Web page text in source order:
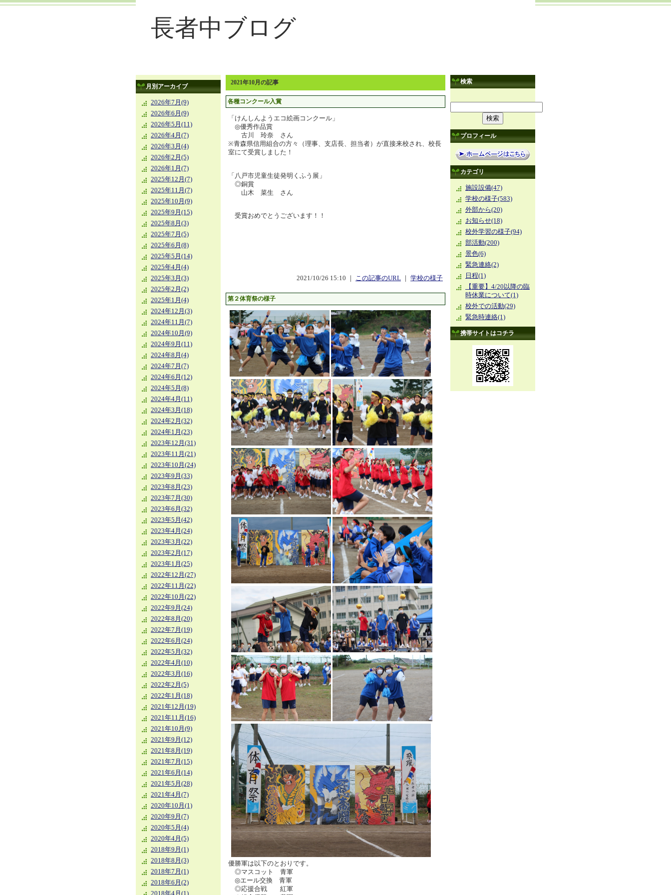
長者中ブログ
月別アーカイブ
2026年7月(9)
2026年6月(9)
2026年5月(11)
2026年4月(7)
2026年3月(4)
2026年2月(5)
2026年1月(7)
2025年12月(7)
2025年11月(7)
2025年10月(9)
2025年9月(15)
2025年8月(3)
2025年7月(5)
2025年6月(8)
2025年5月(14)
2025年4月(4)
2025年3月(3)
2025年2月(2)
2025年1月(4)
2024年12月(3)
2024年11月(7)
2024年10月(9)
2024年9月(11)
2024年8月(4)
2024年7月(7)
2024年6月(12)
2024年5月(8)
2024年4月(11)
2024年3月(18)
2024年2月(32)
2024年1月(23)
2023年12月(31)
2023年11月(21)
2023年10月(24)
2023年9月(33)
2023年8月(23)
2023年7月(30)
2023年6月(32)
2023年5月(42)
2023年4月(24)
2023年3月(22)
2023年2月(17)
2023年1月(25)
2022年12月(27)
2022年11月(22)
2022年10月(22)
2022年9月(24)
2022年8月(20)
2022年7月(19)
2022年6月(24)
2022年5月(32)
2022年4月(10)
2022年3月(16)
2022年2月(5)
2022年1月(18)
2021年12月(19)
2021年11月(16)
2021年10月(9)
2021年9月(12)
2021年8月(19)
2021年7月(15)
2021年6月(14)
2021年5月(28)
2021年4月(7)
2020年10月(1)
2020年9月(7)
2020年5月(4)
2020年4月(5)
2018年9月(1)
2018年8月(3)
2018年7月(1)
2018年6月(2)
2018年4月(1)
検索
プロフィール
カテゴリ
施設設備(47)
学校の様子(583)
外部から(20)
お知らせ(18)
校外学習の様子(94)
部活動(200)
景色(6)
緊急連絡(2)
日程(1)
【重要】4/20以降の臨
時休業について(1)
校外での活動(29)
緊急時連絡(1)
携帯サイトはコチラ
2021年10月の記事
各種コンクール入賞
「けんしんようエコ絵画コンクール」
◎優秀作品賞
古川 玲奈 さん
※青森県信用組合の方々（理事、支店長、担当者）が直接来校され、校長
室にて受賞しました！
「八戸市児童生徒発明くふう展」
◎銅賞
山木 菜生 さん
受賞おめでとうございます！！
2021/10/26 15:10 ｜ この記事のURL 学校の様子
第２体育祭の様子
優勝軍は以下のとおりです。
◎マスコット 青軍
◎エール交換 青軍
◎応援合戦 紅軍